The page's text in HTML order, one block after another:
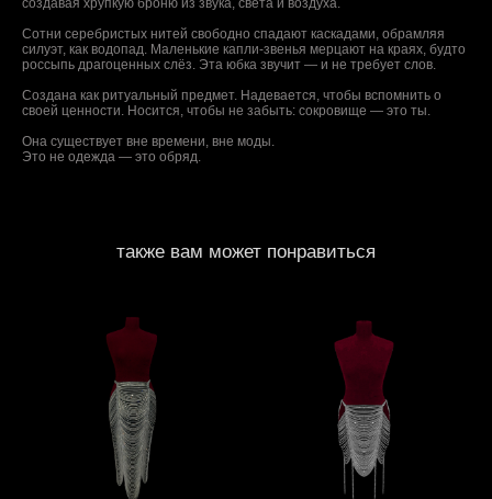
создавая хрупкую броню из звука, света и воздуха.
Сотни серебристых нитей свободно спадают каскадами, обрамляя
силуэт, как водопад. Маленькие капли-звенья мерцают на краях, будто
россыпь драгоценных слёз. Эта юбка звучит — и не требует слов.
Создана как ритуальный предмет. Надевается, чтобы вспомнить о
своей ценности. Носится, чтобы не забыть: сокровище — это ты.
Она существует вне времени, вне моды.
Это не одежда — это обряд.
также вам может понравиться